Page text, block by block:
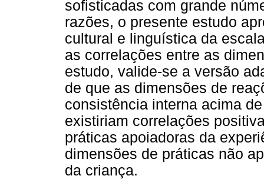
sofisticadas com grande
razões, o presente estudo
cultural e linguística da
as correlações entre as
estudo, valide-se a versão
de que as dimensões de
consistência interna acima
existiriam correlações
práticas apoiadoras da
dimensões de práticas não
da criança.